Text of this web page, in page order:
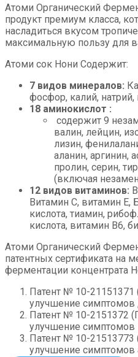
Атоми Органический
продукт премиум класса,
насладиться вкусом
максимальную пользу для
Атоми сок Нони Содержит:
7 видов минералов:
фосфор, калий,
18 аминокислот :
содержит 9
валин, лейцин,
лизин,
аланин, аргинин,
пролин, серин,
(включая
12 видов витаминов:
Витамин С, витамин Е,
кислота, тиамин,
кислота, витамин В6,
Атоми Органический
патентных сертификата на
ферментации концентрата
Патент № 10-
улучшение симптомов
Патент № 10-2151372
улучшение
Патент № 10-
улучшение симптомов